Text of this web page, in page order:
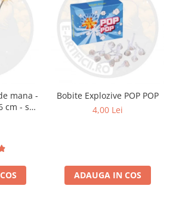
mana -
cm - set
Bobite Explozive POP POP
4,00 Lei
ADAUGA IN COS